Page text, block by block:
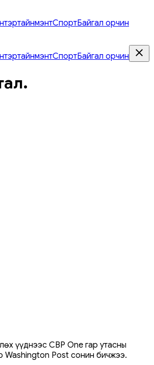
СпортБайгал орчин
СпортБайгал орчин
үүднээс CBP One гар утасны
Washington Post сонин бичжээ.